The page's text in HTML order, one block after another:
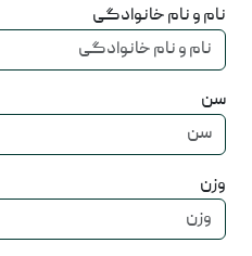
نام و نام خانوادگی
سن
وزن